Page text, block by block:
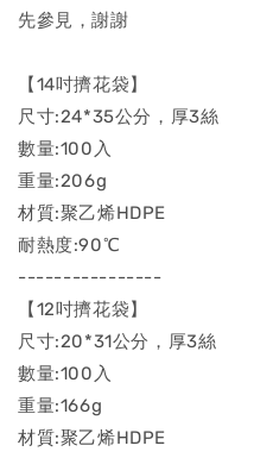
先參見，謝謝
【14吋擠花袋】
尺寸:24*35公分，厚3絲
數量:100入
重量:206g
材質:聚乙烯HDPE
耐熱度:90℃
----------------
【12吋擠花袋】
尺寸:20*31公分，厚3絲
數量:100入
重量:166g
材質:聚乙烯HDPE